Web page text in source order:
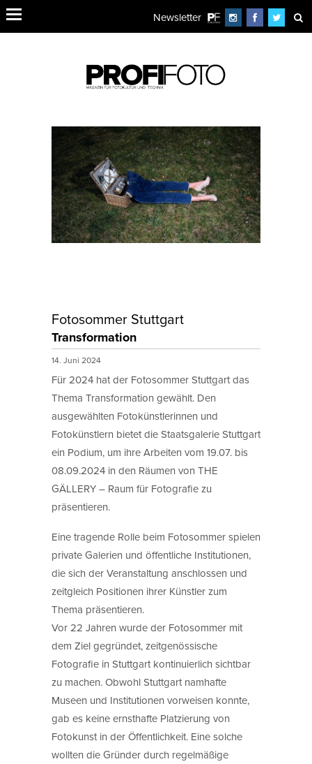
Newsletter
Fotosommer Stuttgart
Transformation
14. Juni 2024
Für 2024 hat der Fotosommer Stuttgart das
Thema Transformation gewählt. Den
ausgewählten Fotokünstlerinnen und
Fotokünstlern bietet die Staatsgalerie Stuttgart
ein Podium, um ihre Arbeiten vom 19.07. bis
08.09.2024 in den Räumen von THE
GÄLLERY – Raum für Fotografie zu
präsentieren.
Eine tragende Rolle beim Fotosommer spielen
private Galerien und öffentliche Institutionen,
die sich der Veranstaltung anschlossen und
zeitgleich Positionen ihrer Künstler zum
Thema präsentieren.
Vor 22 Jahren wurde der Fotosommer mit
dem Ziel gegründet, zeitgenössische
Fotografie in Stuttgart kontinuierlich sichtbar
zu machen. Obwohl Stuttgart namhafte
Museen und Institutionen vorweisen konnte,
gab es keine ernsthafte Platzierung von
Fotokunst in der Öffentlichkeit. Eine solche
wollten die Gründer durch regelmäßige